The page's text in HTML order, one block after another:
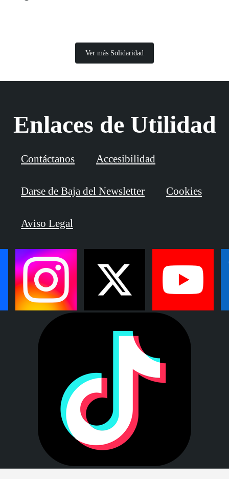
Ver más Solidaridad
Enlaces de Utilidad
Contáctanos Accesibilidad
Darse de Baja del Newsletter Cookies
Aviso Legal